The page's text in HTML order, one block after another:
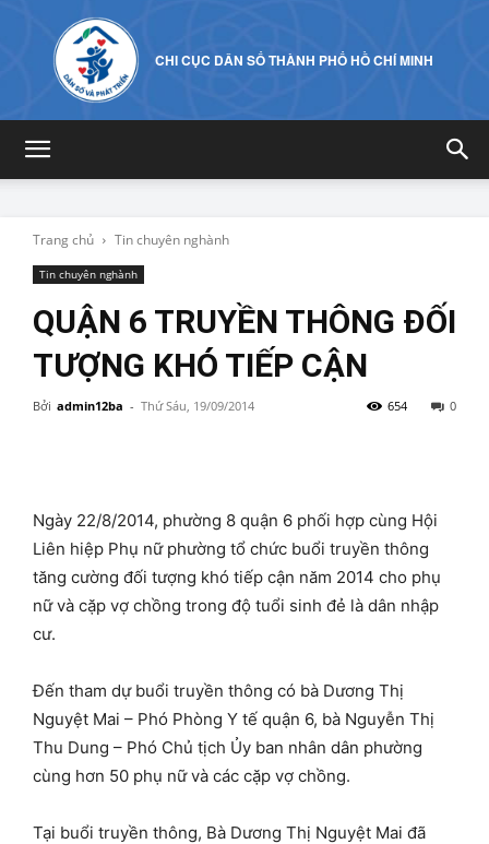
CHI CỤC DÂN SỐ THÀNH PHỐ HỒ CHÍ MINH
Trang chủ Tin chuyên nghành
Tin chuyên nghành
QUẬN 6 TRUYỀN THÔNG ĐỐI
TƯỢNG KHÓ TIẾP CẬN
Bởi admin12ba - Thứ Sáu, 19/09/2014 0
654
Ngày 22/8/2014, phường 8 quận 6 phối hợp cùng Hội
Liên hiệp Phụ nữ phường tổ chức buổi truyền thông
tăng cường đối tượng khó tiếp cận năm 2014 cho phụ
nữ và cặp vợ chồng trong độ tuổi sinh đẻ là dân nhập
cư.
Đến tham dự buổi truyền thông có bà Dương Thị
Nguyệt Mai – Phó Phòng Y tế quận 6, bà Nguyễn Thị
Thu Dung – Phó Chủ tịch Ủy ban nhân dân phường
cùng hơn 50 phụ nữ và các cặp vợ chồng.
Tại buổi truyền thông, Bà Dương Thị Nguyệt Mai đã